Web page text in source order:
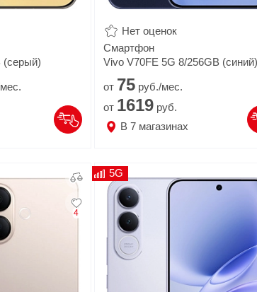
(серый)
Нет оценок
Смартфон
Vivo V70FE 5G 8/256GB (синий)
от 75руб./мес.
от 1619руб.
В 7магазинах
4
5G